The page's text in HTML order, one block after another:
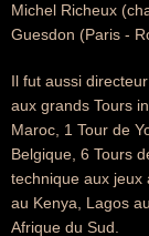
Michel Richeux
Guesdon (Paris -
Il fut aussi
aux grands Tours
Maroc, 1 Tour de
Belgique, 6 Tours
technique aux jeux
au Kenya, Lagos
Afrique du Sud.